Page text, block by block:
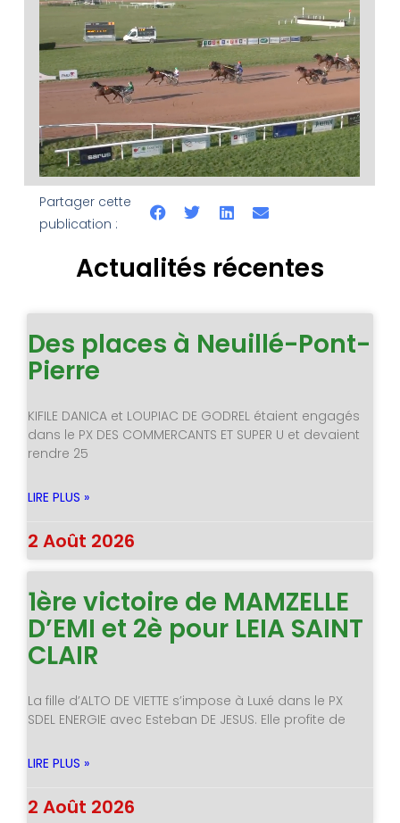
Partager cette
publication :
Actualités récentes
Des places à Neuillé-Pont-
Pierre
KIFILE DANICA et LOUPIAC DE GODREL étaient engagés
dans le PX DES COMMERCANTS ET SUPER U et devaient
rendre 25
LIRE PLUS »
2 Août 2026
1ère victoire de MAMZELLE
D’EMI et 2è pour LEIA SAINT
CLAIR
La fille d’ALTO DE VIETTE s’impose à Luxé dans le PX
SDEL ENERGIE avec Esteban DE JESUS. Elle profite de
LIRE PLUS »
2 Août 2026